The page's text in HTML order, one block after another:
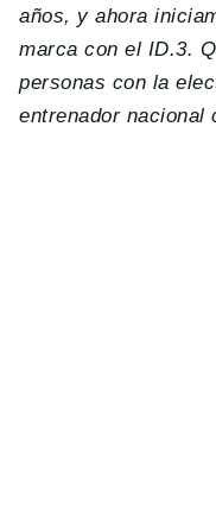
años, y ahora
marca con el ID.3.
personas con la
entrenador nacional